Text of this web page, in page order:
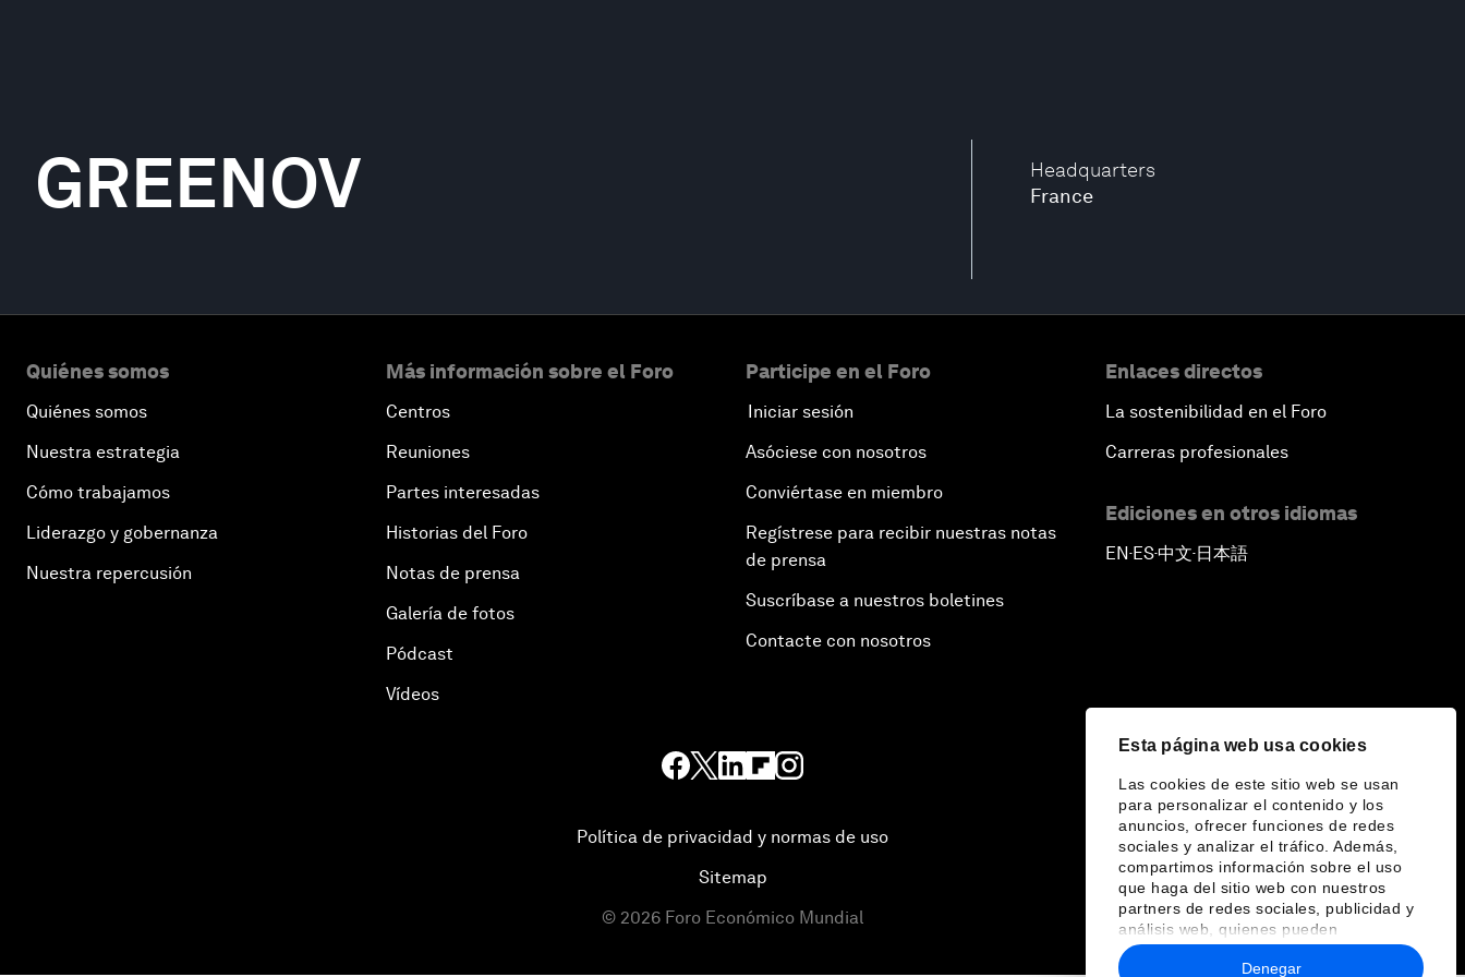
Esta página web usa cookies
Las cookies de este sitio web se usan
para personalizar el contenido y los
anuncios, ofrecer funciones de redes
sociales y analizar el tráfico. Además,
compartimos información sobre el uso
que haga del sitio web con nuestros
partners de redes sociales, publicidad y
análisis web, quienes pueden
combinarla con otra información que les
haya proporcionado o que hayan
Denegar
Headquarters
France
GREENOV
Quiénes somos
Quiénes somos
Nuestra estrategia
Cómo trabajamos
Liderazgo y gobernanza
Nuestra repercusión
Más información sobre el Foro
Centros
Reuniones
Partes interesadas
Historias del Foro
Notas de prensa
Galería de fotos
Pódcast
Vídeos
Participe en el Foro
Iniciar sesión
Asóciese con nosotros
Conviértase en miembro
Regístrese para recibir nuestras notas
de prensa
Suscríbase a nuestros boletines
Contacte con nosotros
Enlaces directos
La sostenibilidad en el Foro
Carreras profesionales
Ediciones en otros idiomas
EN▪ES▪中文▪ 日本語
Política de privacidad y normas de uso
Sitemap
© 2026 Foro Económico Mundial